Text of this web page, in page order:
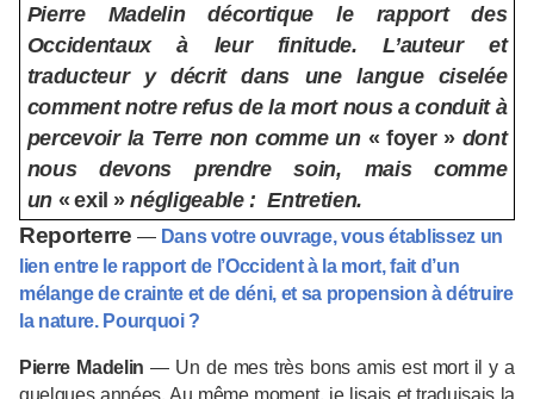
Pierre Madelin décortique le rapport des
Occidentaux à leur finitude. L’auteur et
traducteur y décrit dans une langue ciselée
comment notre refus de la mort nous a conduit à
percevoir la Terre non comme un « foyer »dont
nous devons prendre soin, mais comme
un « exil »négligeable : Entretien.
Reporterre— Dans votre ouvrage, vous établissez un
lien entre le rapport de l’Occident à la mort, fait d’un
mélange de crainte et de déni, et sa propension à détruire
la nature. Pourquoi ?
Pierre Madelin— Un de mes très bons amis est mort il y a
quelques années. Au même moment, je lisais et traduisais la